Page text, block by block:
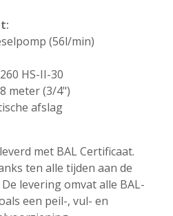
(56l/min)
HS-II-30
meter (3/4")
afslag
met BAL Certificaat.
ten alle tijden aan de
levering omvat alle BAL-
een peil-, vul- en